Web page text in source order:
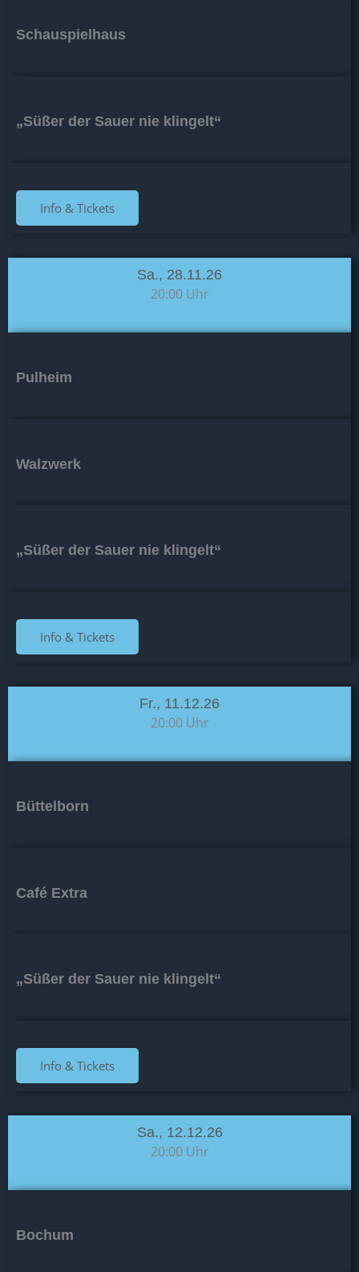
Schauspielhaus
„Süßer der Sauer nie klingelt“
Info & Tickets
Sa., 28.11.26
20:00 Uhr
Pulheim
Walzwerk
„Süßer der Sauer nie klingelt“
Info & Tickets
Fr., 11.12.26
20:00 Uhr
Büttelborn
Café Extra
„Süßer der Sauer nie klingelt“
Info & Tickets
Sa., 12.12.26
20:00 Uhr
Bochum